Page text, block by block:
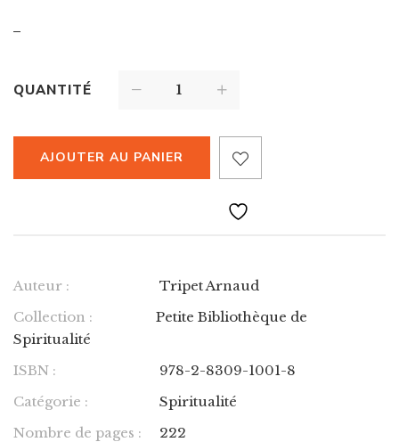
–
QUANTITÉ
AJOUTER AU PANIER
Auteur :
Tripet Arnaud
Collection :
Petite Bibliothèque de
Spiritualité
ISBN :
978-2-8309-1001-8
Catégorie :
Spiritualité
Nombre de pages :
222